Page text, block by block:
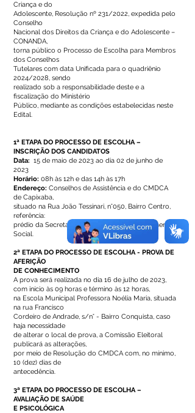
Criança e do
Adolescente, Resolução nº 231/2022, expedida pelo
Conselho
Nacional dos Direitos da Criança e do Adolescente –
CONANDA,
torna público o Processo de Escolha para Membros
dos Conselhos
Tutelares com data Unificada para o quadriênio
2024/2028, sendo
realizado sob a responsabilidade deste e a
fiscalização do Ministério
Público, mediante as condições estabelecidas neste
Edital.
1ª ETAPA DO PROCESSO DE ESCOLHA –
INSCRIÇÃO DOS CANDIDATOS
Data: 15 de maio de 2023 ao dia 02 de junho de
2023
Horário: 08h às 12h e das 14h às 17h
Endereço: Conselhos de Assistência e do CMDCA
de Capixaba,
situado na Rua João Tessinari, n°050, Bairro Centro,
referência:
prédio da Secretaria Municipal de Desenvolvimento
Social.
2ª ETAPA DO PROCESSO DE ESCOLHA - PROVA DE
AFERIÇÃO
DE CONHECIMENTO
A prova será realizada no dia 16 de julho de 2023,
com início às 09 horas e término às 12 horas,
na Escola Municipal Professora Noélia Maria, situada
na rua Francisco
Cordeiro de Andrade, s/n° - Bairro Conquista, caso
haja necessidade
de alterar o local de prova, a Comissão Eleitoral
publicará as alterações,
por meio de Resolução do CMDCA com, no mínimo,
10 (dez) dias de
antecedência.
3ª ETAPA DO PROCESSO DE ESCOLHA –
AVALIAÇÃO DE SAÚDE
E PSICOLÓGICA